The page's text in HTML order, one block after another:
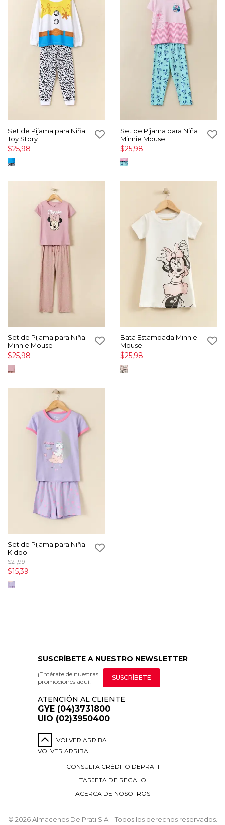
Set de Pijama para Niña
Toy Story
$25,98
Set de Pijama para Niña
Minnie Mouse
$25,98
Set de Pijama para Niña
Minnie Mouse
$25,98
Bata Estampada Minnie
Mouse
$25,98
Set de Pijama para Niña
Kiddo
$21,99
$15,39
SUSCRÍBETE A NUESTRO NEWSLETTER
¡Entérate de nuestras
promociones aquí!
SUSCRÍBETE
ATENCIÓN AL CLIENTE
GYE (04)3731800
UIO (02)3950400
VOLVER ARRIBA
VOLVER ARRIBA
CONSULTA CRÉDITO DEPRATI
TARJETA DE REGALO
ACERCA DE NOSOTROS
© 2026 Almacenes De Prati S.A. | Todos los derechos reservados.